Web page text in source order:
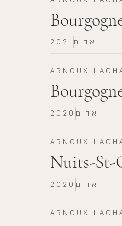
2021 אדום
ARNOUX-
2020 אדום
ARNOUX-
Nuits-St-
2020 אדום
ARNOUX-